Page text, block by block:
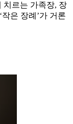
치르는 가족장, 장
은 장례’가 거론